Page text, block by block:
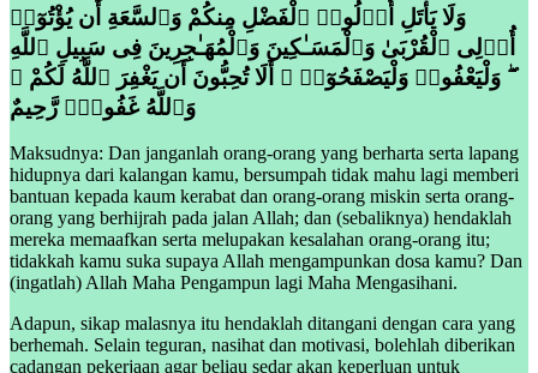
وَلَا يَأْتَلِ أُو۟لُوا۟ ٱلْفَضْلِ مِنكُمْ وَٱلسَّعَةِ أَن يُؤْتُوٓا۟
أُو۟لِى ٱلْقُرْبَىٰ وَٱلْمَسَـٰكِينَ وَٱلْمُهَـٰجِرِينَ فِى سَبِيلِ ٱللَّهِ
ۖ وَلْيَعْفُوا۟ وَلْيَصْفَحُوٓا۟ ۗ أَلَا تُحِبُّونَ أَن يَغْفِرَ ٱللَّهُ لَكُمْ ۗ
وَٱللَّهُ غَفُورٌۭ رَّحِيمٌ
Maksudnya: Dan janganlah orang-orang yang berharta serta lapang
hidupnya dari kalangan kamu, bersumpah tidak mahu lagi memberi
bantuan kepada kaum kerabat dan orang-orang miskin serta orang-
orang yang berhijrah pada jalan Allah; dan (sebaliknya) hendaklah
mereka memaafkan serta melupakan kesalahan orang-orang itu;
tidakkah kamu suka supaya Allah mengampunkan dosa kamu? Dan
(ingatlah) Allah Maha Pengampun lagi Maha Mengasihani.
Adapun, sikap malasnya itu hendaklah ditangani dengan cara yang
berhemah. Selain teguran, nasihat dan motivasi, bolehlah diberikan
cadangan pekerjaan agar beliau sedar akan keperluan untuk